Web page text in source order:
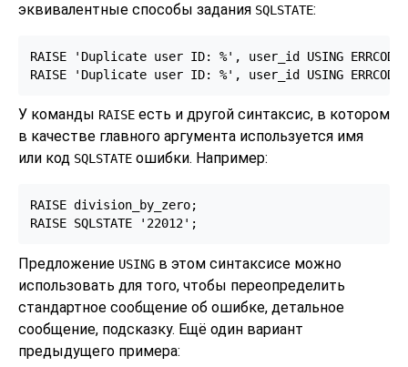
эквивалентные способы задания SQLSTATE:
RAISE 'Duplicate user ID: %', user_id USING
RAISE 'Duplicate user ID: %', user_id USING
У команды RAISE есть и другой синтаксис, в котором
в качестве главного аргумента используется имя
или код SQLSTATE ошибки. Например:
RAISE division_by_zero;
RAISE SQLSTATE '22012';
Предложение USING в этом синтаксисе можно
использовать для того, чтобы переопределить
стандартное сообщение об ошибке, детальное
сообщение, подсказку. Ещё один вариант
предыдущего примера: